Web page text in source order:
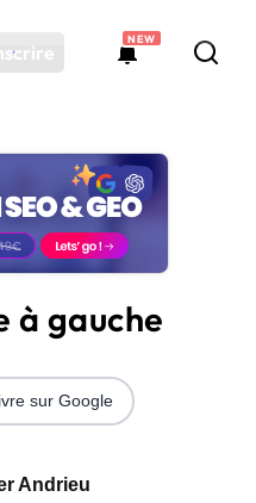
NEW
à gauche
Andrieu
sur Google